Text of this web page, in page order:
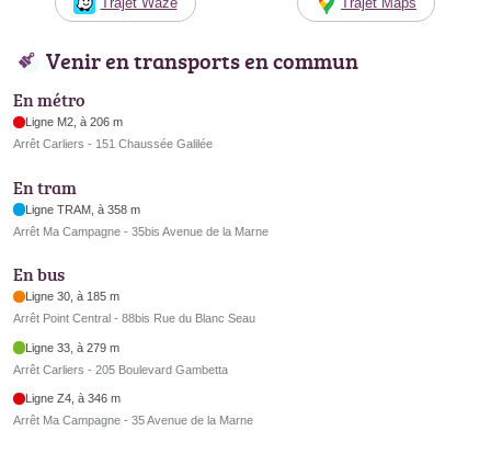
Venir en transports en commun
En métro
Ligne M2, à 206 m
Arrêt Carliers - 151 Chaussée Galilée
En tram
Ligne TRAM, à 358 m
Arrêt Ma Campagne - 35bis Avenue de la Marne
En bus
Ligne 30, à 185 m
Arrêt Point Central - 88bis Rue du Blanc Seau
Ligne 33, à 279 m
Arrêt Carliers - 205 Boulevard Gambetta
Ligne Z4, à 346 m
Arrêt Ma Campagne - 35 Avenue de la Marne